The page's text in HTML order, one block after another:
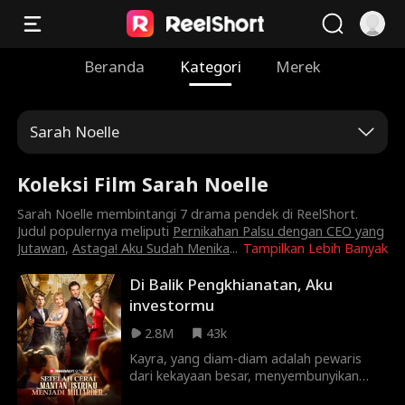
Beranda Kategori Merek
Sarah Noelle
Koleksi Film Sarah Noelle
Tampilkan Lebih Banyak
Sarah Noelle membintangi 7 drama pendek di ReelShort.
Judul populernya meliputi Pernikahan Palsu dengan CEO yang
Jutawan,Astaga! Aku Sudah Menika...
Di Balik Pengkhianatan, Aku
investormu
2.8M
43k
Kayra, yang diam-diam adalah pewaris
dari kekayaan besar, menyembunyikan